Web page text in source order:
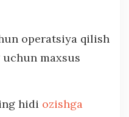
operatsiya qilish
maxsus
hidi ozishga